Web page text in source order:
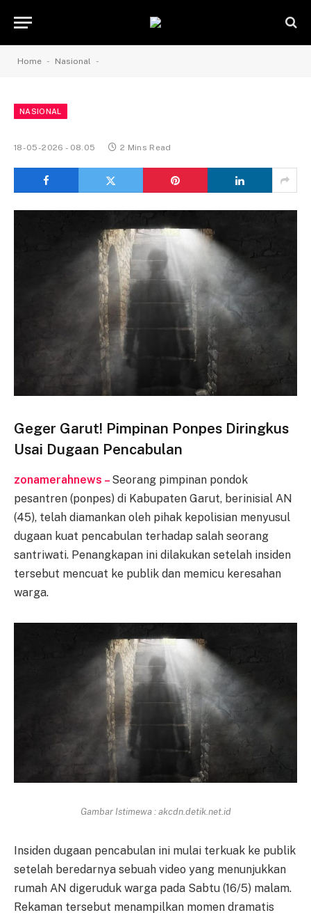
Home - Nasional -
NASIONAL
18-05-2026 - 08.05 2 Mins Read
Geger Garut! Pimpinan Ponpes Diringkus
Usai Dugaan Pencabulan
zonamerahnews – Seorang pimpinan pondok
pesantren (ponpes) di Kabupaten Garut, berinisial AN
(45), telah diamankan oleh pihak kepolisian menyusul
dugaan kuat pencabulan terhadap salah seorang
santriwati. Penangkapan ini dilakukan setelah insiden
tersebut mencuat ke publik dan memicu keresahan
warga.
Gambar Istimewa : akcdn.detik.net.id
Insiden dugaan pencabulan ini mulai terkuak ke publik
setelah beredarnya sebuah video yang menunjukkan
rumah AN digeruduk warga pada Sabtu (16/5) malam.
Rekaman tersebut menampilkan momen dramatis